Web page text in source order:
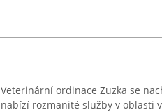
Veterinární ordinace Zuzka se
nabízí rozmanité služby v oblasti